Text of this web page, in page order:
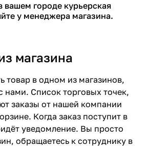
вашем городе курьерская
у менеджера магазина.
магазина
товар в одном из магазинов,
нами. Список торговых точек,
заказы от нашей компании
Когда заказ поступит в
уведомление. Вы просто
обращаетесь к сотруднику в